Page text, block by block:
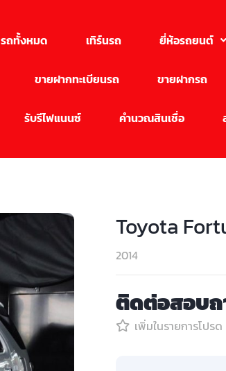
รถทั้งหมด เทิร์นรถ ยี่ห้อรถยนต์
ขายฝากทะเบียนรถ ขายฝากรถ
รับรีไฟแนนซ์ คำนวณสินเชื่อ
Toyota
2014
ติดต่อสอบถ
เพิ่มในรายการโปรด